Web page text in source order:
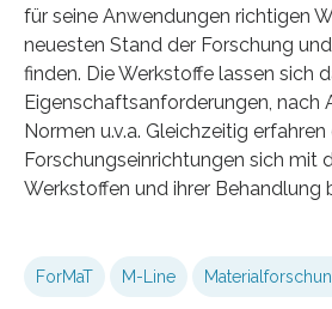
für seine Anwendungen richtigen
neuesten Stand der Forschung
finden. Die Werkstoffe lassen sich
Eigenschaftsanforderungen, nach
Normen u.v.a. Gleichzeitig
Forschungseinrichtungen sich mit
Werkstoffen und ihrer Behandlung
ForMaT M-Line